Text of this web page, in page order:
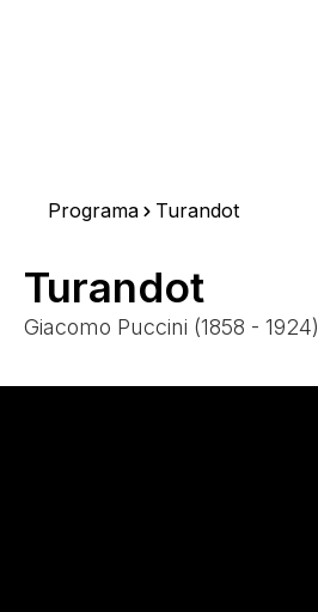
Programa Turandot
Turandot
Giacomo Puccini (1858 - 1924)